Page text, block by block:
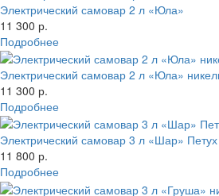
Электрический самовар 2 л «Юла»
11 300 р.
Подробнее
Электрический самовар 2 л «Юла»
11 300 р.
Подробнее
Электрический самовар 3 л «Шар» Петух
11 800 р.
Подробнее